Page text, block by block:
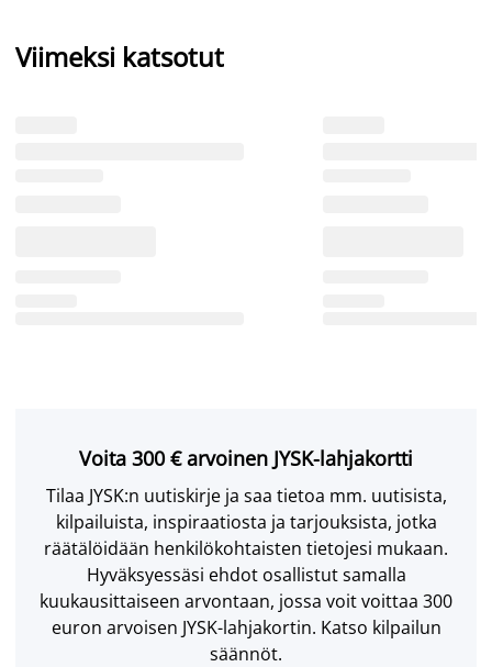
Viimeksi katsotut
Voita 300 € arvoinen JYSK-lahjakortti
Tilaa JYSK:n uutiskirje ja saa tietoa mm. uutisista,
kilpailuista, inspiraatiosta ja tarjouksista, jotka
räätälöidään henkilökohtaisten tietojesi mukaan.
Hyväksyessäsi ehdot osallistut samalla
kuukausittaiseen arvontaan, jossa voit voittaa 300
euron arvoisen JYSK-lahjakortin. Katso kilpailun
säännöt.